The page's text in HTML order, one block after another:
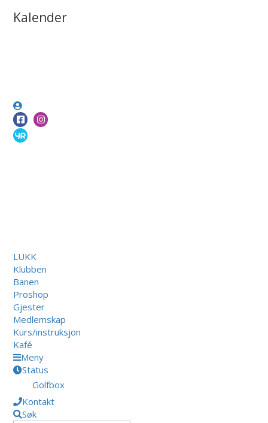
Kalender
LUKK
Klubben
Banen
Proshop
Gjester
Medlemskap
Kurs/instruksjon
Kafé
Meny
Status
Golfbox
Kontakt
Søk